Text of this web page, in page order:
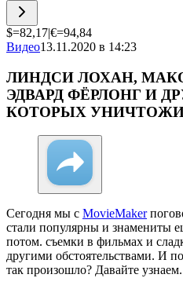
$=82,17|€=94,84
Видео13.11.2020 в 14:23
ЛИНДСИ ЛОХАН,
ЭДВАРД ФЁРЛОНГ И
КОТОРЫХ
Сегодня мы с MovieMaker
стали популярны и знамениты
потом. съемки в фильмах и
другими обстоятельствами. И
так произошло? Давайте узнаем.